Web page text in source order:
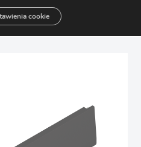
Szuflady
M, L=500 mm Blum
cookie